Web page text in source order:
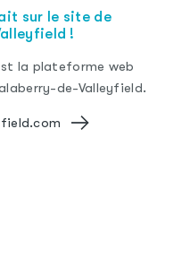
sur le site de
!
la plateforme web
de-Valleyfield.